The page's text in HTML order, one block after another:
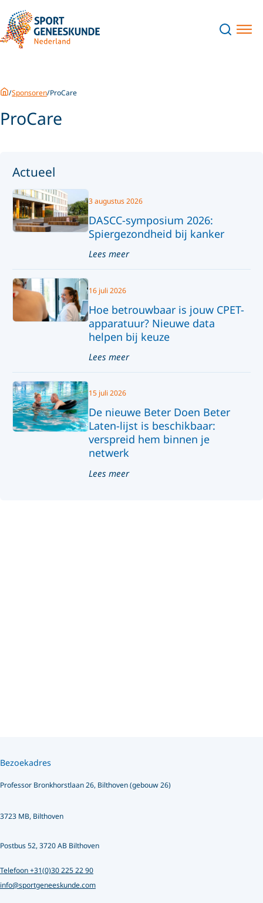
HomeSponsoren ProCare
ProCare
Actueel
DASCC-symposium 2026:
Spiergezondheid bij kanker
3 augustus 2026
Lees meer
Hoe betrouwbaar is jouw CPET-
apparatuur? Nieuwe data
helpen bij keuze
16 juli 2026
Lees meer
De nieuwe Beter Doen Beter
Laten-lijst is beschikbaar:
verspreid hem binnen je
netwerk
15 juli 2026
Lees meer
Bezoekadres
Professor Bronkhorstlaan 26, Bilthoven (gebouw 26)
3723 MB, Bilthoven
Postbus 52, 3720 AB Bilthoven
Telefoon +31(0)30 225 22 90
info@sportgeneeskunde.com